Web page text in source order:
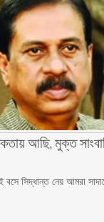
আছি, মুক্ত
বসে সিদ্ধান্ত নেয় আমরা